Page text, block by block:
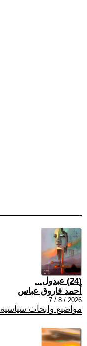
(24) عبدول...
أحمد فاروق عباس
2026 / 8 / 7
مواضيع وابحاث سياسية